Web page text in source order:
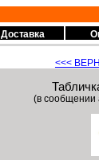
Доставка
<<<
(в сообщении